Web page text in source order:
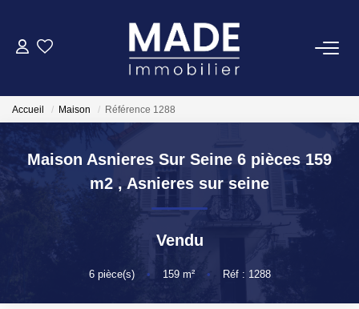
ACHETER
ESTIMER
NOTRE AGENCE
Accueil Maison Référence 1288
Maison Asnieres Sur Seine 6 pièces 159
m2 , Asnieres sur seine
Vendu
6pièce(s) • 159m² • Réf : 1288